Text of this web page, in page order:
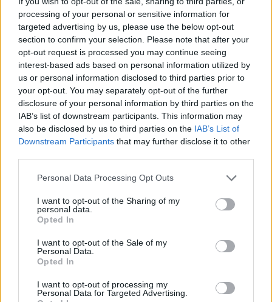
processing of your personal or sensitive information for
targeted advertising by us, please use the below opt-out
section to confirm your selection. Please note that after your
opt-out request is processed you may continue seeing
interest-based ads based on personal information utilized by
us or personal information disclosed to third parties prior to
your opt-out. You may separately opt-out of the further
disclosure of your personal information by third parties on the
IAB’s list of downstream participants. This information may
also be disclosed by us to third parties on the IAB’s List of
Downstream Participants that may further disclose it to other
Please note that this website/app uses one or more Google
not limited to your visit or usage behaviour. You may click to
grant or deny consent to Google and its third-party tags to
use your data for below specified purposes in below Google
consent section.
Personal Data Processing Opt Outs
I want to opt-out of the Sharing of my
personal data.
Opted In
I want to opt-out of the Sale of my
Personal Data.
Opted In
I want to opt-out of processing my
Personal Data for Targeted Advertising.
Εμβολιασμοί Αρκουμανέας: Το 95% όσων
βρίσκονται σε ΜΕΘ και όσων χάνουν τη ζωή τους
είναι ανεμβολίαστοι
28.04.2021 08:45
Έλλη